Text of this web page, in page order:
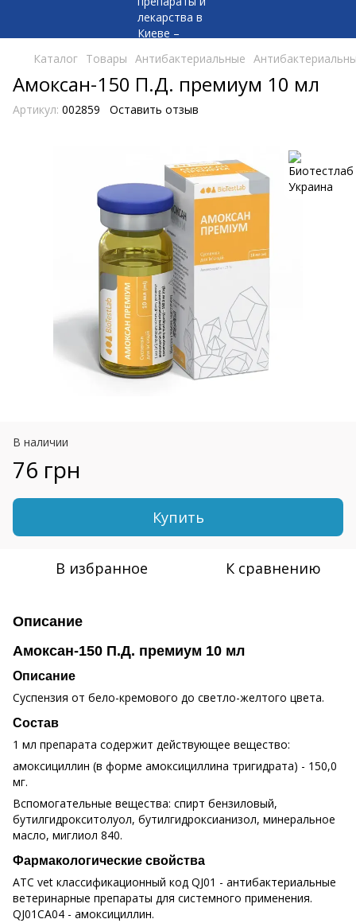
Каталог Товары Антибактериальные
Амоксан-150 П.Д. премиум 10 мл
Артикул: 002859 Оставить отзыв
В наличии
76 грн
Купить
В избранное К сравнению
Описание
Амоксан-150 П.Д. премиум 10 мл
Описание
Суспензия от бело-кремового до светло-желтого цвета.
Состав
1 мл препарата содержит действующее вещество:
амоксициллин (в форме амоксициллина тригидрата) - 150,0
мг.
Вспомогательные вещества: спирт бензиловый,
бутилгидрокситолуол, бутилгидроксианизол, минеральное
масло, миглиол 840.
Фармакологические свойства
ATC vet классификационный код QJ01 - антибактериальные
ветеринарные препараты для системного применения.
QJ01CA04 - амоксициллин.